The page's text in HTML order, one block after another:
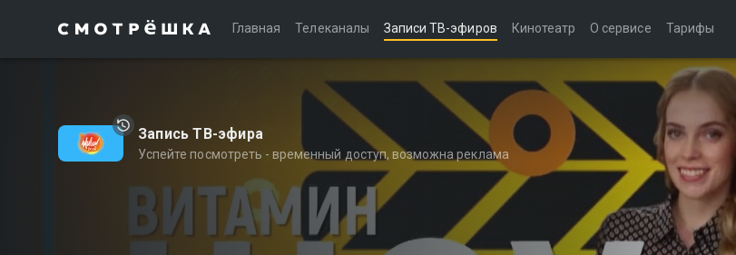
Главная Телеканалы Записи ТВ-эфиров Кинотеатр О сервисе Тарифы
Запись ТВ-эфира
Успейте посмотреть - временный доступ, возможна реклама